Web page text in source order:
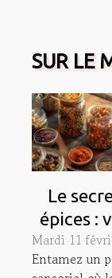
SUR LE
Le
épices :
au
Mardi 11
Entamez un